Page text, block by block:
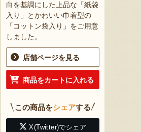
白を基調にした上品な「紙袋
入り」とかわいい巾着型の
「コットン袋入り」をご用意
しました。
店舗ページを見る
商品をカートに入れる
この商品をシェアする
X(Twitter)でシェア